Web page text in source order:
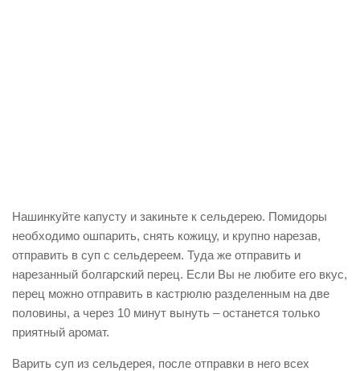
Нашинкуйте капусту и закиньте к сельдерею. Помидоры
необходимо ошпарить, снять кожицу, и крупно нарезав,
отправить в суп с сельдереем. Туда же отправить и
нарезанный болгарский перец. Если Вы не любите его вкус,
перец можно отправить в кастрюлю разделенным на две
половины, а через 10 минут вынуть – останется только
приятный аромат.
Варить суп из сельдерея, после отправки в него всех